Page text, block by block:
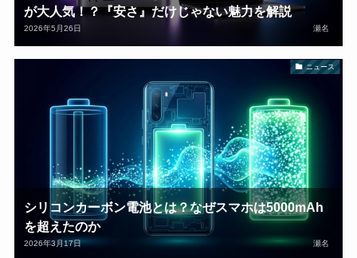
が大人気！？『安さ』だけじゃない魅力を解説
2026年5月26日 瀬名
ニュース
シリコンカーボン電池とは？なぜスマホは5000mAh
を超えたのか
2026年3月17日 瀬名